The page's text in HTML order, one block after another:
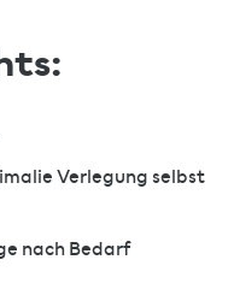
Verlegung selbst
nach Bedarf